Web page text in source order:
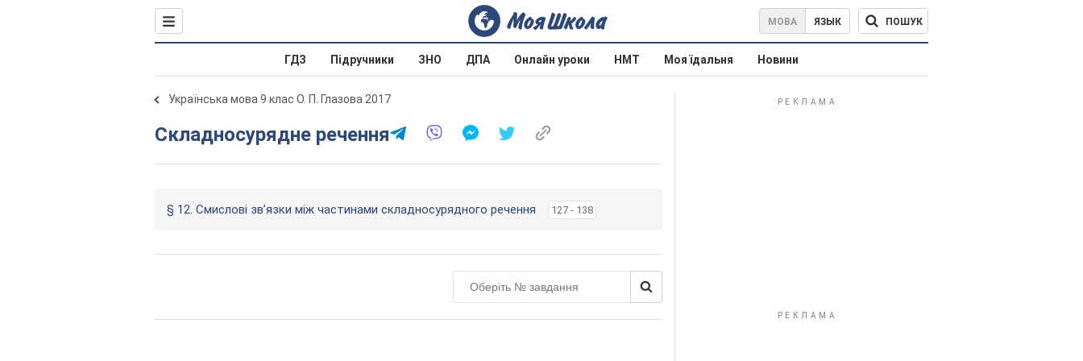
МОВА ЯЗЫК ПОШУК
ГДЗ Підручники ЗНО ДПА Онлайн уроки НМТ Моя їдальня Новини
Українська мова 9 клас О. П. Глазова 2017
Складносурядне речення
§ 12. Смислові зв’язки між частинами складносурядного речення 127 - 138